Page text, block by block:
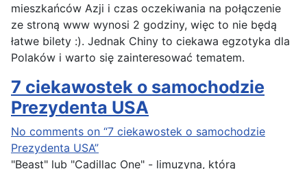
mieszkańców Azji i czas oczekiwania na połączenie
ze stroną www wynosi 2 godziny, więc to nie będą
łatwe bilety :). Jednak Chiny to ciekawa egzotyka dla
Polaków i warto się zainteresować tematem.
7 ciekawostek o samochodzie
Prezydenta USA
No comments on “7 ciekawostek o samochodzie
Prezydenta USA”
"Beast" lub "Cadillac One" - limuzyna, którą